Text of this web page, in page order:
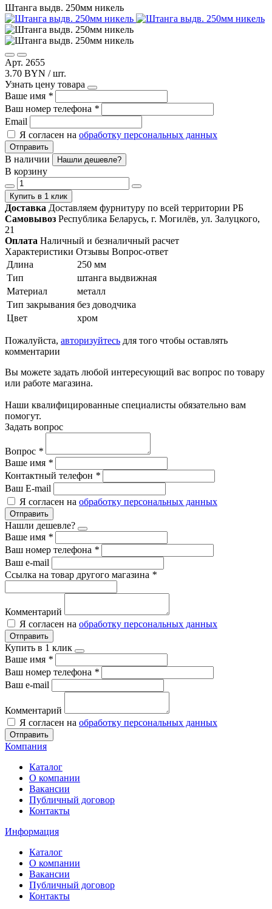
Штанга выдв. 250мм никель
Арт. 2655
3.70 BYN / шт.
Узнать цену товара
Ваше имя *
Ваш номер телефона *
Email
Я согласен на обработку персональных данных
Отправить
В наличии Нашли дешевле?
В корзину
Купить в 1 клик
Доставка Доставляем фурнитуру по всей территории РБ
Самовывоз Республика Беларусь, г. Могилёв, ул. Залуцкого,
21
Оплата Наличный и безналичный расчет
Характеристики Отзывы Вопрос-ответ
Длина
250 мм
Тип
штанга выдвижная
Материал
металл
Тип закрывания без доводчика
Цвет
хром
Пожалуйста, авторизуйтесь для того чтобы оставлять
комментарии
Вы можете задать любой интересующий вас вопрос по товару
или работе магазина.
Наши квалифицированные специалисты обязательно вам
помогут.
Задать вопрос
Вопрос *
Ваше имя *
Контактный телефон *
Ваш E-mail
Я согласен на обработку персональных данных
Отправить
Нашли дешевле?
Ваше имя *
Ваш номер телефона *
Ваш e-mail
Ссылка на товар другого магазина *
Комментарий
Я согласен на обработку персональных данных
Отправить
Купить в 1 клик
Ваше имя *
Ваш номер телефона *
Ваш e-mail
Комментарий
Я согласен на обработку персональных данных
Отправить
Компания
Каталог
О компании
Вакансии
Публичный договор
Контакты
Информация
Каталог
О компании
Вакансии
Публичный договор
Контакты